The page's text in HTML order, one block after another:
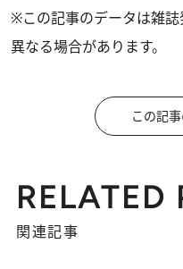
※この記事のデータは雑
異なる場合があります。
この記
RELATED
関連記事